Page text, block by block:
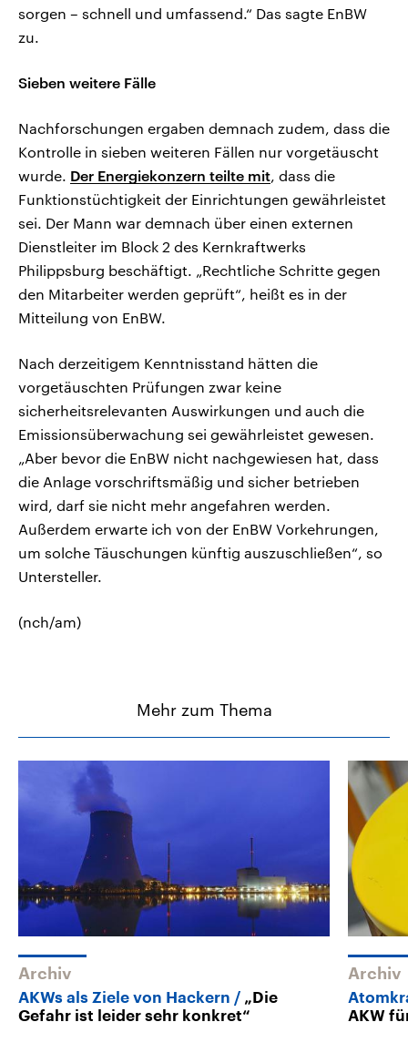
sorgen – schnell und umfassend.“ Das sagte EnBW
zu.
Sieben weitere Fälle
Nachforschungen ergaben demnach zudem, dass die
Kontrolle in sieben weiteren Fällen nur vorgetäuscht
wurde. Der Energiekonzern teilte mit, dass die
Funktionstüchtigkeit der Einrichtungen gewährleistet
sei. Der Mann war demnach über einen externen
Dienstleiter im Block 2 des Kernkraftwerks
Philippsburg beschäftigt. „Rechtliche Schritte gegen
den Mitarbeiter werden geprüft“, heißt es in der
Mitteilung von EnBW.
Nach derzeitigem Kenntnisstand hätten die
vorgetäuschten Prüfungen zwar keine
sicherheitsrelevanten Auswirkungen und auch die
Emissionsüberwachung sei gewährleistet gewesen.
„Aber bevor die EnBW nicht nachgewiesen hat, dass
die Anlage vorschriftsmäßig und sicher betrieben
wird, darf sie nicht mehr angefahren werden.
Außerdem erwarte ich von der EnBW Vorkehrungen,
um solche Täuschungen künftig auszuschließen“, so
Untersteller.
(nch/am)
Mehr zum Thema
Archiv
AKWs als Ziele von Hackern
„Die
Gefahr ist leider sehr konkret“
Archiv
AKW